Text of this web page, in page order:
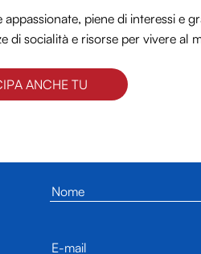
piene di interessi e
di socialità e risorse per vivere al
ANCHE TU